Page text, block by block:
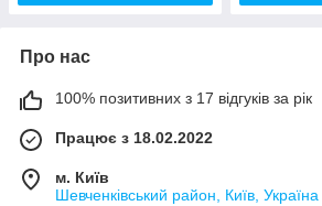
Про нас
100% позитивних з 17 відгуків за рік
Працює з 18.02.2022
м. Київ
Шевченківський район, Київ, Україна